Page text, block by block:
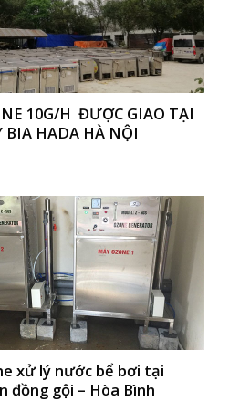
10G/H ĐƯỢC GIAO TẠI
BIA HADA HÀ NỘI
xử lý nước bể bơi tại
đồng gội – Hòa Bình